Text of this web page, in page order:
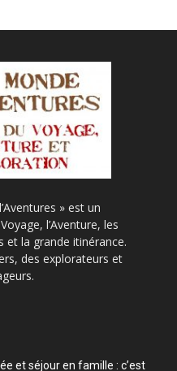
» est un
l’Aventure, les
et la grande itinérance.
des explorateurs et
et séjour en famille : c’est